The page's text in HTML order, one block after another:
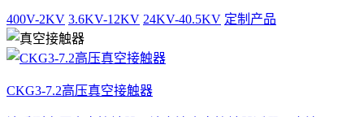
400V-2KV 3.6KV-12KV 24KV-40.5KV 定制产品
CKG3-7.2高压真空接触器